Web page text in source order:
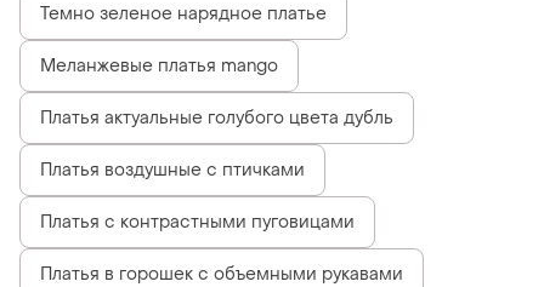
Темно зеленое нарядное платье
Меланжевые платья mango
Платья актуальные голубого цвета дубль
Платья воздушные с птичками
Платья с контрастными пуговицами
Платья в горошек с объемными рукавами